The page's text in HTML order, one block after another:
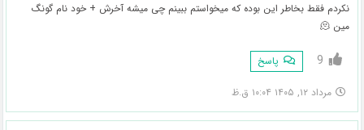
نکردم فقط بخاطر این بوده که میخواستم ببینم چی میشه آخرش + خود نام گونگ
مین 🫠
9 پاسخ
مرداد ۱۲, ۱۴۰۵ ۱۰:۰۴ ق.ظ